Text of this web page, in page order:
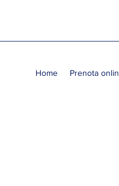
Home Prenota